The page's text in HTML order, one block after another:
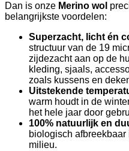
Dan is onze Merino wol
belangrijkste voordelen:
Superzacht, licht én
structuur van de 19
zijdezacht aan op de
kleding, sjaals,
zoals kussens en
Uitstekende
warm houdt in de
het hele jaar door
100% natuurlijk en
biologisch
milieu.